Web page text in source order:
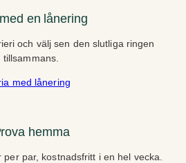
en lånering
och välj sen den slutliga ringen
tillsammans.
med lånering
hemma
par, kostnadsfritt i en hel vecka.